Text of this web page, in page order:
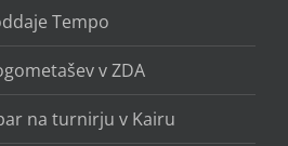
Tempo
v ZDA
na turnirju v Kairu